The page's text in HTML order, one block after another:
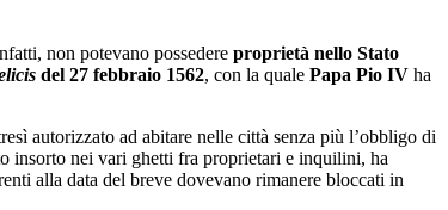
non potevano possedere proprietà nello Stato
del 27 febbraio 1562, con la quale Papa Pio IV ha
autorizzato ad abitare nelle città senza più l’obbligo di
insorto nei vari ghetti fra proprietari e inquilini, ha
alla data del breve dovevano rimanere bloccati in